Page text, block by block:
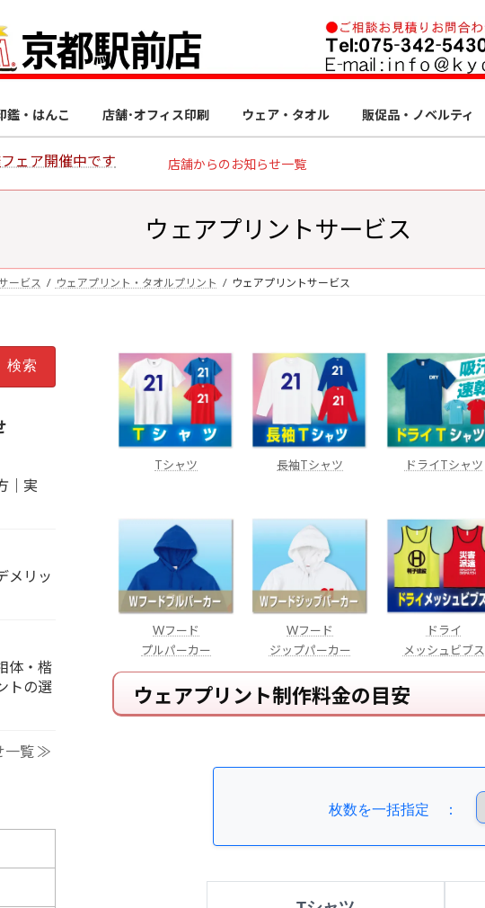
鑑・はんこ 店舗･オフィス印刷 ウェア・タオル 販促品・ノベルティ
ェア開催中です 店舗からのお知らせ一覧
ウェアプリントサービス
ービス ウェアプリント・タオルプリント ウェアプリントサービス
Tシャツ 長袖Tシャツ ドライTシャツ
Wフード
プルパーカー
Wフード
ジップパーカー
ドライ
メッシュビブス
ウェアプリント制作料金の目安
｜実
メリッ
体・楷
トの選
一覧 ≫